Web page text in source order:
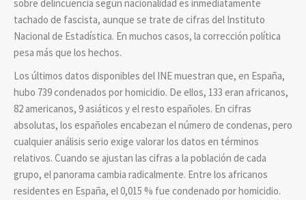
sobre delincuencia según nacionalidad es inmediatamente
tachado de fascista, aunque se trate de cifras del Instituto
Nacional de Estadística. En muchos casos, la corrección política
pesa más que los hechos.
Los últimos datos disponibles del INE muestran que, en España,
hubo 739 condenados por homicidio. De ellos, 133 eran africanos,
82 americanos, 9 asiáticos y el resto españoles. En cifras
absolutas, los españoles encabezan el número de condenas, pero
cualquier análisis serio exige valorar los datos en términos
relativos. Cuando se ajustan las cifras a la población de cada
grupo, el panorama cambia radicalmente. Entre los africanos
residentes en España, el 0,015 % fue condenado por homicidio.